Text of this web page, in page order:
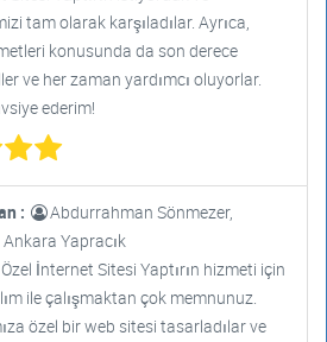
tam olarak karşıladılar. Ayrıca,
konusunda da son derece
ve her zaman yardımcı oluyorlar.
ederim!
:
Abdurrahman Sönmezer,
Ankara Yapracık
İnternet Sitesi Yaptırın hizmeti için
ile çalışmaktan çok memnunuz.
özel bir web sitesi tasarladılar ve